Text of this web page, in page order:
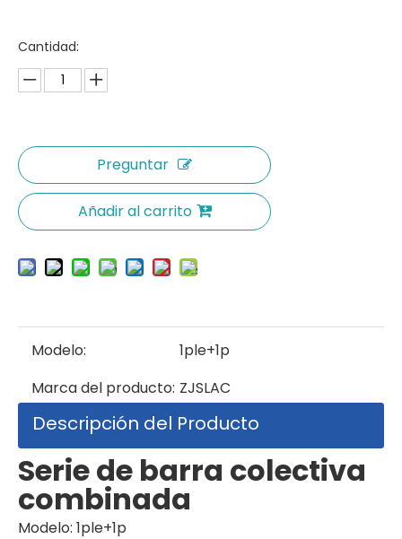
Cantidad:
Preguntar
Añadir al carrito
Modelo:
1ple+1p
Marca del producto: ZJSLAC
Descripción del Producto
Serie de barra colectiva
combinada
Modelo: 1ple+1p